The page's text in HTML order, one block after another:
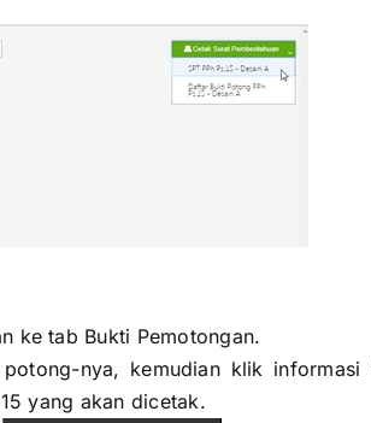
ke tab Bukti Pemotongan.
nya, kemudian klik informasi
yang akan dicetak.